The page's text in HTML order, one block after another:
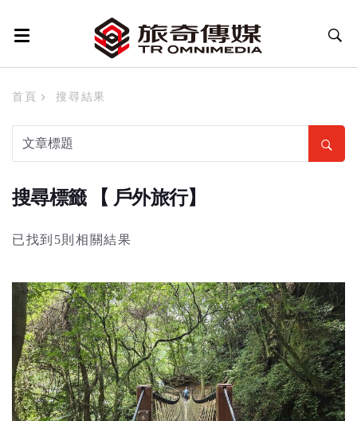
首頁 搜尋結果
搜尋標籤 【 戶外旅行】
已找到5則相關結果